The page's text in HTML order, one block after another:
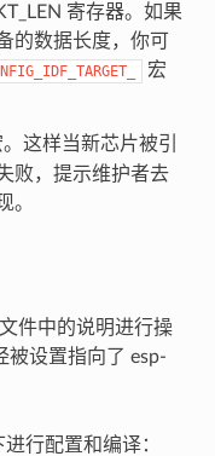
寄存器。如果
的数据长度，你可
宏
。这样当新芯片被引
败，提示维护者去
。
件中的说明进行操
被设置指向了 esp-
进行配置和编译：